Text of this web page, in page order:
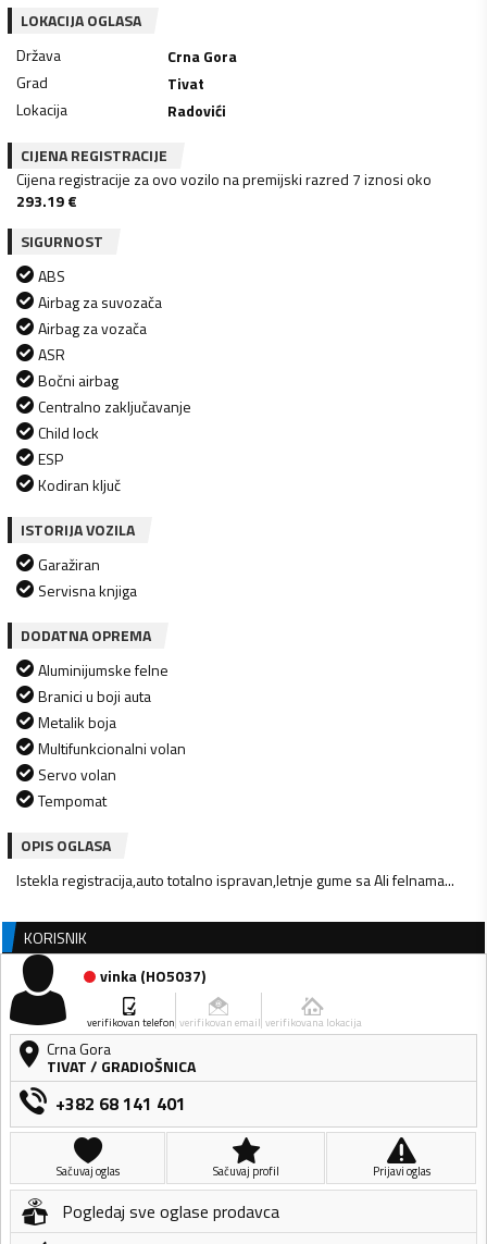
LOKACIJA OGLASA
Država
Crna Gora
Grad
Tivat
Lokacija
Radovići
CIJENA REGISTRACIJE
Cijena registracije za ovo vozilo na premijski razred 7 iznosi oko
293.19€
SIGURNOST
ABS
Airbag za suvozača
Airbag za vozača
ASR
Bočni airbag
Centralno zaključavanje
Child lock
ESP
Kodiran ključ
ISTORIJA VOZILA
Garažiran
Servisna knjiga
DODATNA OPREMA
Aluminijumske felne
Branici u boji auta
Metalik boja
Multifunkcionalni volan
Servo volan
Tempomat
OPIS OGLASA
Istekla registracija,auto totalno ispravan,letnje gume sa Ali felnama...
KORISNIK
vinka(HO5037)
verifikovan telefon verifikovan email verifikovana lokacija
Crna Gora
TIVAT/ GRADIOŠNICA
+382 68 141 401
Sačuvaj oglas Sačuvaj profil Prijavi oglas
Pogledaj sve oglase prodavca